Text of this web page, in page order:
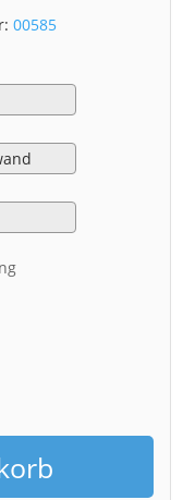
00585